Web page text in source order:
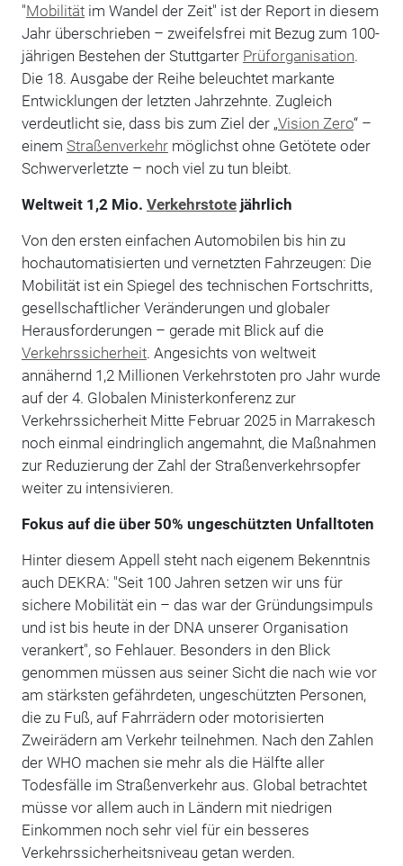
"Mobilitätim Wandel der Zeit" ist der Report in diesem
Jahr überschrieben – zweifelsfrei mit Bezug zum 100-
jährigen Bestehen der Stuttgarter Prüforganisation.
Die 18. Ausgabe der Reihe beleuchtet markante
Entwicklungen der letzten Jahrzehnte. Zugleich
verdeutlicht sie, dass bis zum Ziel der „Vision Zero“ –
einem Straßenverkehrmöglichst ohne Getötete oder
Schwerverletzte – noch viel zu tun bleibt.
Weltweit 1,2 Mio. Verkehrstotejährlich
Von den ersten einfachen Automobilen bis hin zu
hochautomatisierten und vernetzten Fahrzeugen: Die
Mobilität ist ein Spiegel des technischen Fortschritts,
gesellschaftlicher Veränderungen und globaler
Herausforderungen – gerade mit Blick auf die
Verkehrssicherheit. Angesichts von weltweit
annähernd 1,2 Millionen Verkehrstoten pro Jahr wurde
auf der 4. Globalen Ministerkonferenz zur
Verkehrssicherheit Mitte Februar 2025 in Marrakesch
noch einmal eindringlich angemahnt, die Maßnahmen
zur Reduzierung der Zahl der Straßenverkehrsopfer
weiter zu intensivieren.
Fokus auf die über 50% ungeschützten Unfalltoten
Hinter diesem Appell steht nach eigenem Bekenntnis
auch DEKRA: "Seit 100 Jahren setzen wir uns für
sichere Mobilität ein – das war der Gründungsimpuls
und ist bis heute in der DNA unserer Organisation
verankert", so Fehlauer. Besonders in den Blick
genommen müssen aus seiner Sicht die nach wie vor
am stärksten gefährdeten, ungeschützten Personen,
die zu Fuß, auf Fahrrädern oder motorisierten
Zweirädern am Verkehr teilnehmen. Nach den Zahlen
der WHO machen sie mehr als die Hälfte aller
Todesfälle im Straßenverkehr aus. Global betrachtet
müsse vor allem auch in Ländern mit niedrigen
Einkommen noch sehr viel für ein besseres
Verkehrssicherheitsniveau getan werden.